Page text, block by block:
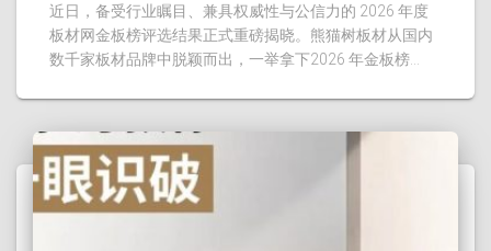
近日，备受行业瞩目、兼具权威性与公信力的 2026 年度
板材网金板榜评选结果正式重磅揭晓。熊猫树板材从国内
数千家板材品牌中脱颖而出，一举拿下2026 年金板榜…